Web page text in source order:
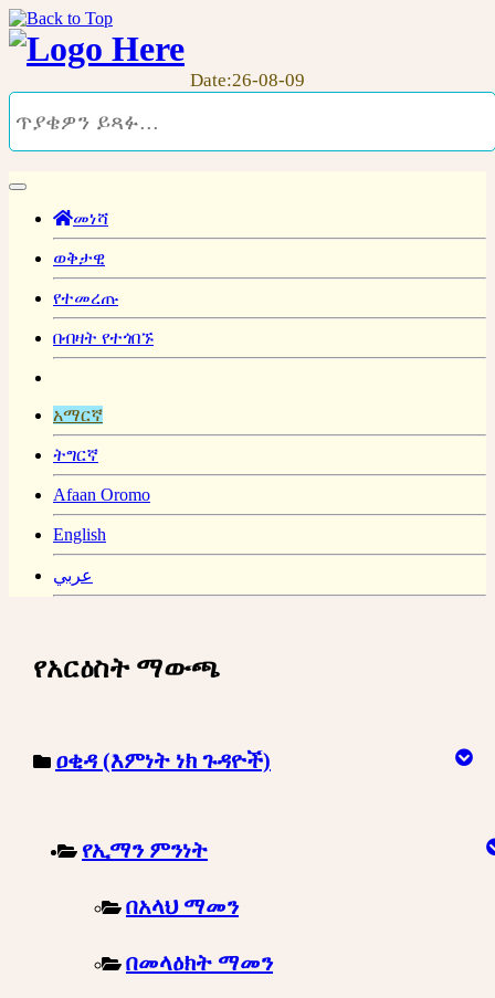
Date:26-08-09
መነሻ
ወቅታዊ
የተመረጡ
በብዛት የተጎበኙ
አማርኛ
ትግርኛ
Afaan Oromo
English
عربي
የአርዕስት ማውጫ
ዐቂዳ (እምነት ነክ ጉዳዮች)
የኢማን ምንነት
በአላህ ማመን
በመላዕክት ማመን